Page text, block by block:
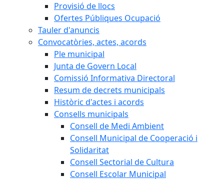
Provisió de llocs
Ofertes Públiques Ocupació
Tauler d'anuncis
Convocatòries, actes, acords
Ple municipal
Junta de Govern Local
Comissió Informativa Directoral
Resum de decrets municipals
Històric d'actes i acords
Consells municipals
Consell de Medi Ambient
Consell Municipal de Cooperació i
Solidaritat
Consell Sectorial de Cultura
Consell Escolar Municipal